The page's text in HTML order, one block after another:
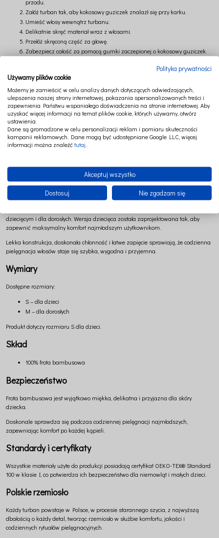
przodu.
Załóż turban tak, aby kokosowy guziczek znalazł się przy karku.
Umieść włosy wewnątrz turbanu.
Delikatnie skręć materiał wraz z włosami.
Przełóż skręconą część za głowę.
Zabezpiecz całość za pomocą gumki zaczepionej o kokosowy guziczek.
Całość zajmuje zaledwie chwilę, a turban pozostaje stabilnie na swoim miejscu.
Ciepło i delikatność koloru waniliowego
Waniliowy to jeden z najbardziej przytulnych i ponadczasowych kolorów
inspirowanych naturą. Jego kremowy, ciepły odcień wnosi do codziennych
rytuałów pielęgnacyjnych spokój, harmonię i poczucie bezpieczeństwa.
Kolor waniliowy doskonale komponuje się z bielą, beżami, naturalnym drewnem
oraz lnianymi dodatkami. Jest subtelny, elegancki i uniwersalny, dzięki czemu
To odcień, który otula ciepłem i podkreśla naturalny charakter bambusowej
Komfort każdego dnia
dziecięcym i dla dorosłych. Wersja dziecięca została zaprojektowana tak, aby
zapewnić maksymalny komfort najmłodszym użytkownikom.
Lekka konstrukcja, doskonała chłonność i łatwe zapięcie sprawiają, że codzienna
pielęgnacja włosów staje się szybka, wygodna i przyjemna.
Wymiary
Dostępne rozmiary:
S – dla dzieci
M – dla dorosłych
Produkt dotyczy rozmiaru S dla dzieci.
Skład
100% frota bambusowa
Bezpieczeństwo
Frota bambusowa jest wyjątkowo miękka, delikatna i przyjazna dla skóry
dziecka.
Doskonale sprawdza się podczas codziennej pielęgnacji najmłodszych,
zapewniając komfort po każdej kąpieli.
Standardy i certyfikaty
Wszystkie materiały użyte do produkcji posiadają certyfikat OEKO-TEX® Standard
100 w klasie I, co potwierdza ich bezpieczeństwo dla niemowląt i małych dzieci.
Polskie rzemiosło
Każdy turban powstaje w Polsce, w procesie starannego szycia, z najwyższą
dbałością o każdy detal, tworząc rzemiosło w służbie komfortu, jakości i
codziennych rytuałów pielęgnacyjnych.
Polityka prywatności
Używamy plików cookie
Możemy je zamieścić w celu analizy danych dotyczących odwiedzających,
ulepszenia naszej strony internetowej, pokazania spersonalizowanych treści i
zapewnienia Państwu wspaniałego doświadczenia na stronie internetowej. Aby
uzyskać więcej informacji na temat plików cookie, których używamy, otwórz
ustawienia.
Dane są gromadzone w celu personalizacji reklam i pomiaru skuteczności
kampanii reklamowych. Dane mogą być udostępniane Google LLC, więcej
informacji można znaleźć tutaj
Akceptuj wszystko
Dostosuj Nie zgadzam się